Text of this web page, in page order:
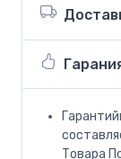
Товара